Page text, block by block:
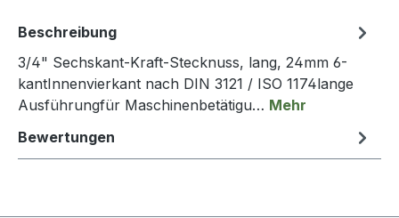
Beschreibung
3/4" Sechskant-Kraft-Stecknuss, lang, 24mm 6-
kantInnenvierkant nach DIN 3121 / ISO 1174lange
Ausführungfür Maschinenbetätigu… Mehr
Bewertungen